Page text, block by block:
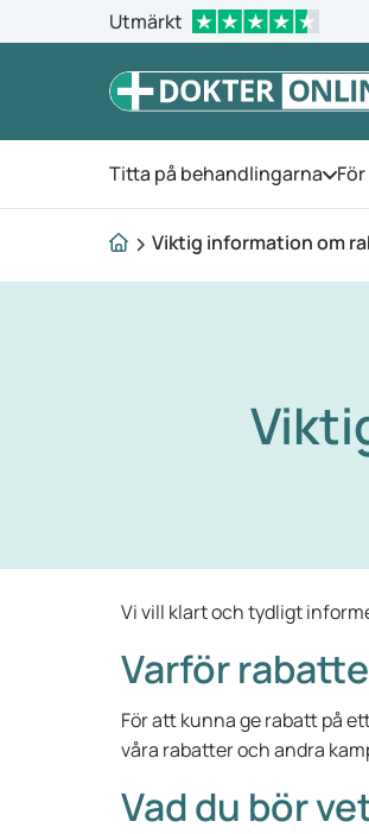
Utmärkt
Titta på behandlingarna
Viktig information om
Vi vill klart och tydligt
Varför
För att kunna ge rabatt på
våra rabatter och andra
Vad du bör